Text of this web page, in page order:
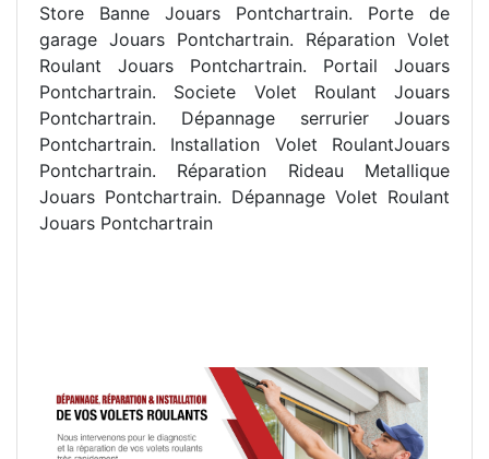
Store Banne Jouars Pontchartrain. Porte de
garage Jouars Pontchartrain. Réparation Volet
Roulant Jouars Pontchartrain. Portail Jouars
Pontchartrain. Societe Volet Roulant Jouars
Pontchartrain. Dépannage serrurier Jouars
Pontchartrain. Installation Volet RoulantJouars
Pontchartrain. Réparation Rideau Metallique
Jouars Pontchartrain. Dépannage Volet Roulant
Jouars Pontchartrain